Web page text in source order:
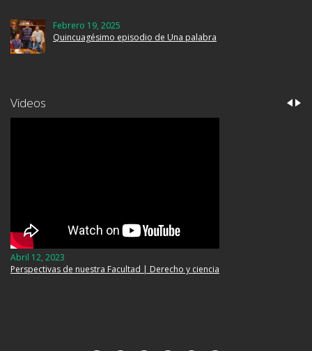
Febrero 19, 2025
Quincuagésimo episodio de Una palabra
Videos
Abril 12, 2023
Perspectivas de nuestra Facultad | Derecho y ciencia